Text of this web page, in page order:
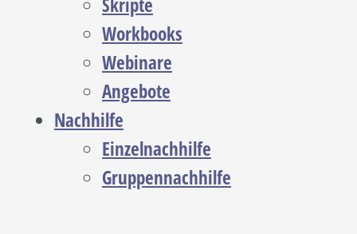
Skripte
Workbooks
Webinare
Angebote
Nachhilfe
Einzelnachhilfe
Gruppennachhilfe